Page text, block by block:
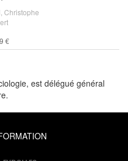
Christophe
€
est délégué général